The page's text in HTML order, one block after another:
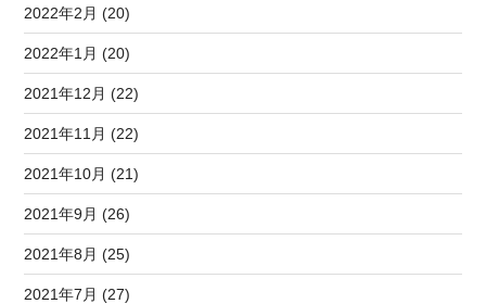
2022年2月 (20)
2022年1月 (20)
2021年12月 (22)
2021年11月 (22)
2021年10月 (21)
2021年9月 (26)
2021年8月 (25)
2021年7月 (27)